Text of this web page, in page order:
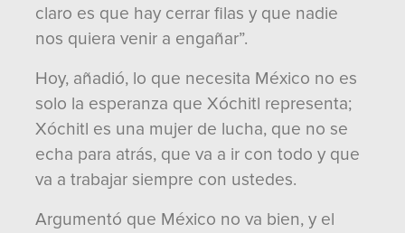
claro es que hay cerrar filas y que nadie
nos quiera venir a engañar”.
Hoy, añadió, lo que necesita México no es
solo la esperanza que Xóchitl representa;
Xóchitl es una mujer de lucha, que no se
echa para atrás, que va a ir con todo y que
va a trabajar siempre con ustedes.
Argumentó que México no va bien, y el